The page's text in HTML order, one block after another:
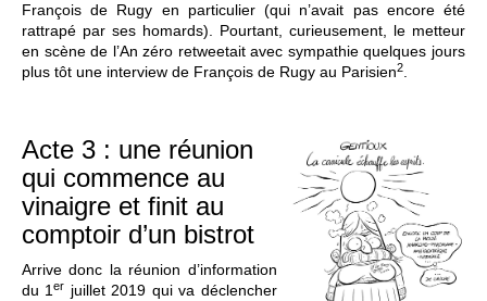
François de Rugy en particulier (qui n’avait pas encore été
rattrapé par ses homards). Pourtant, curieusement, le metteur
en scène de l’An zéro retweetait avec sympathie quelques jours
plus tôt une interview de François de Rugy au Parisien2.
Acte 3 : une réunion
qui commence au
vinaigre et finit au
comptoir d’un bistrot
Arrive donc la réunion d’information
du 1er juillet 2019 qui va déclencher